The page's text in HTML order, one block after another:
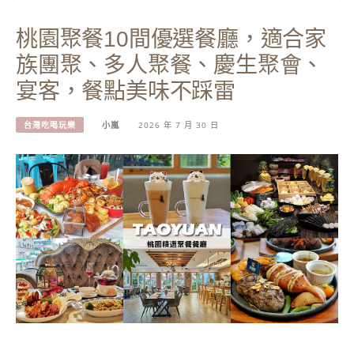
桃園聚餐10間優選餐廳，適合家
族團聚、多人聚餐、慶生聚會、
宴客，餐點美味不踩雷
台灣吃喝玩樂 小嵐 2026 年 7 月 30 日